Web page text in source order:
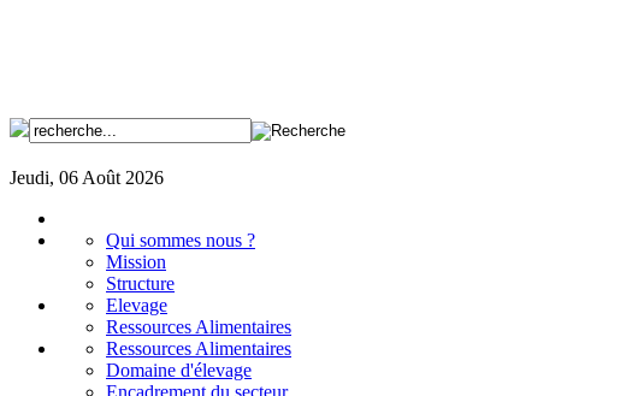
Jeudi, 06 Août 2026
Qui sommes nous ?
Mission
Structure
Elevage
Ressources Alimentaires
Ressources Alimentaires
Domaine d'élevage
Encadrement du secteur